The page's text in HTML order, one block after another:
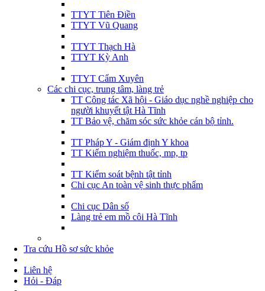
TTYT Tiên Điền
TTYT Vũ Quang
TTYT Thạch Hà
TTYT Kỳ Anh
TTYT Cẩm Xuyên
Các chi cục, trung tâm, làng trẻ
TT Công tác Xã hội - Giáo dục nghề nghiệp cho
người khuyết tật Hà Tĩnh
TT Bảo vệ, chăm sóc sức khỏe cán bộ tỉnh.
TT Pháp Y - Giám định Y khoa
TT Kiểm nghiệm thuốc, mp, tp
TT Kiểm soát bệnh tật tỉnh
Chi cục An toàn vệ sinh thực phẩm
Chi cục Dân số
Làng trẻ em mồ côi Hà Tĩnh
Tra cứu Hồ sơ sức khỏe
Liên hệ
Hỏi - Đáp